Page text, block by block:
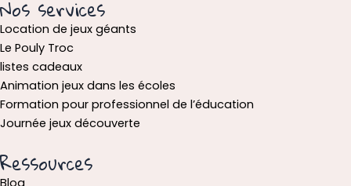
Nos services
Location de jeux géants
Le Pouly Troc
listes cadeaux
Animation jeux dans les écoles
Formation pour professionnel de l’éducation
Journée jeux découverte
Ressources
Blog